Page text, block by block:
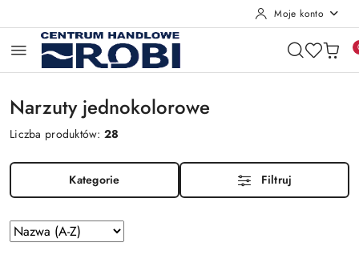
Moje konto
Narzuty jednokolorowe
Liczba produktów:28
Kategorie Filtruj
Zastosowano
sortowanie:
Sortuj
według